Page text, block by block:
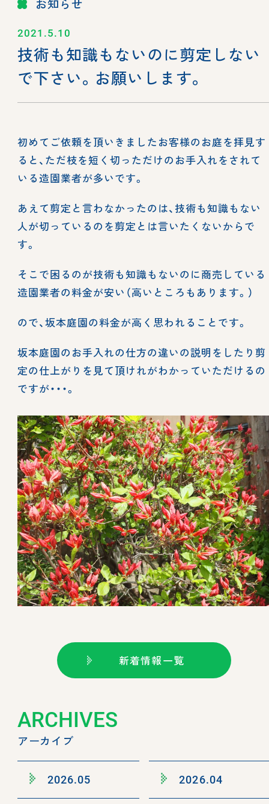
お知らせ
2021.5.10
技術も知識もないのに剪定しない
で下さい。お願いします。
初めてご依頼を頂いきましたお客様のお庭を拝見す
ると、ただ枝を短く切っただけのお手入れをされて
いる造園業者が多いです。
あえて剪定と言わなかったのは、技術も知識もない
人が切っているのを剪定とは言いたくないからで
す。
そこで困るのが技術も知識もないのに商売している
造園業者の料金が安い（高いところもあります。）
ので、坂本庭園の料金が高く思われることです。
坂本庭園のお手入れの仕方の違いの説明をしたり剪
定の仕上がりを見て頂けれがわかっていただけるの
ですが・・・。
新着情報一覧
ARCHIVES
アーカイブ
2026.05 2026.04